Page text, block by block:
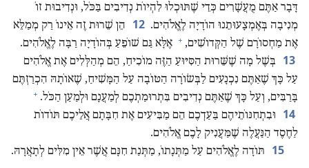
דָּבָר אַתֶּם מֻעֲשָׁרִים כְּדֵי שֶׁתּוּכְלוּ לִהְיוֹת נְדִיבִים בַּכֹּל,‏ וּנְדִיבוּת זוֹ
מְנִיבָה בְּאֶמְצָעוּתֵנוּ הוֹדָיָה לֶאֱלֹהִים.‏ 12
הֵן שֵׁרוּת זֶה אֵינוֹ רַק מְמַלֵּא
אֶת מַחְסוֹרָם שֶׁל הַקְּדוֹשִׁים,‏ + אֶלָּא גַּם שׁוֹפֵעַ בְּהוֹדָיָה רַבָּה לֶאֱלֹהִים.‏
13
בְּשֶׁל מָה שֶׁשֵּׁרוּת הַסִּיּוּעַ הַזֶּה מוֹכִיחַ,‏ הֵם מְהַלְּלִים אֶת אֱלֹהִים
עַל כָּךְ שֶׁאַתֶּם נִכְנָעִים לַבְּשׂוֹרָה הַטּוֹבָה עַל הַמָּשִׁיחַ,‏ שֶׁאוֹתָהּ הִכְרַזְתֶּם
בָּרַבִּים,‏ וְעַל כָּךְ שֶׁאַתֶּם נְדִיבִים בִּתְרוּמַתְכֶם לְמַעֲנָם וּלְמַעַן הַכֹּל.‏ +
14
וּבִתְחִנּוֹתֵיהֶם בַּעַדְכֶם הֵם מַבִּיעִים אֶת חִבָּתָם אֲלֵיכֶם תּוֹדוֹת
לַחֶסֶד הַנַּעֲלֶה שֶׁמַּעֲנִיק לָכֶם אֱלֹהִים.‏
15 תּוֹדָה לֶאֱלֹהִים עַל מַתְּנָתוֹ,‏ מַתְּנַת חִנָּם אֲשֶׁר אֵין מִלִּים לְתָאֲרָהּ.‏